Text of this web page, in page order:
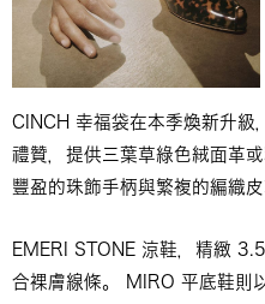
CINCH 幸福袋在本季煥新升級
禮贊，提供三葉草綠色絨面革
豐盈的珠飾手柄與繁複的編織皮
EMERI STONE 涼鞋，精緻
合裸膚線條。 MIRO 平底鞋則